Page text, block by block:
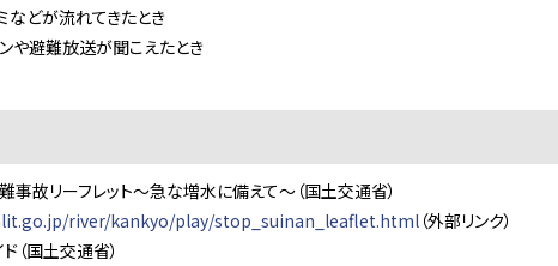
どが流れてきたとき
避難放送が聞こえたとき
故リーフレット～急な増水に備えて～（国土交通省）
river/kankyo/play/stop_suinan_leaflet.html （外部リンク）
国土交通省）